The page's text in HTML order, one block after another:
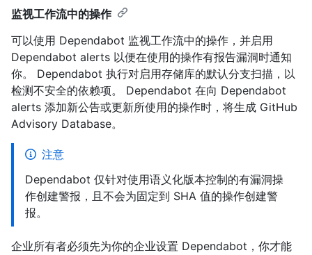
监视工作流中的操作
可以使用 Dependabot 监视工作流中的操作，并启用
Dependabot alerts 以便在使用的操作有报告漏洞时通知
你。 Dependabot 执行对启用存储库的默认分支扫描，以
检测不安全的依赖项。 Dependabot 在向 Dependabot
alerts 添加新公告或更新所使用的操作时，将生成 GitHub
Advisory Database。
注意
Dependabot 仅针对使用语义化版本控制的有漏洞操
作创建警报，且不会为固定到 SHA 值的操作创建警
报。
企业所有者必须先为你的企业设置 Dependabot，你才能